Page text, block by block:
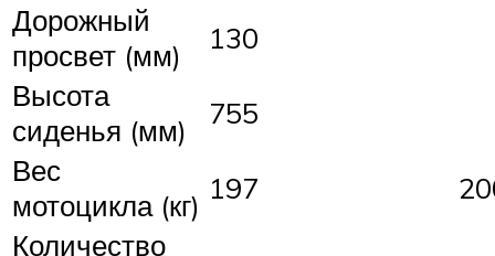
Дорожный
просвет (мм)
130
Высота
сиденья (мм)
755
Вес
мотоцикла (кг) 197
Количество